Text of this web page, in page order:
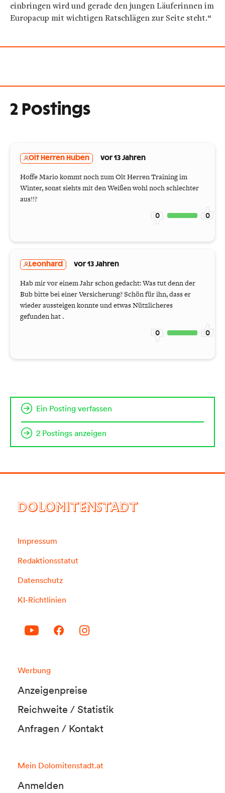
einbringen wird und gerade den jungen Läuferinnen im
Europacup mit wichtigen Ratschlägen zur Seite steht.“
2 Postings
Olt Herren Huben vor 13 Jahren
Hoffe Mario kommt noch zum Olt Herren Training im
Winter, sonst siehts mit den Weißen wohl noch schlechter
aus!!?
0 0
Leonhard vor 13 Jahren
Hab mir vor einem Jahr schon gedacht: Was tut denn der
Bub bitte bei einer Versicherung? Schön für ihn, dass er
wieder aussteigen konnte und etwas Nützlicheres
gefunden hat .
0 0
Ein Posting verfassen
2 Postings anzeigen
DOLOMITENSTADT
Impressum
Redaktionsstatut
Datenschutz
KI-Richtlinien
Werbung
Anzeigenpreise
Reichweite / Statistik
Anfragen / Kontakt
Mein Dolomitenstadt.at
Anmelden